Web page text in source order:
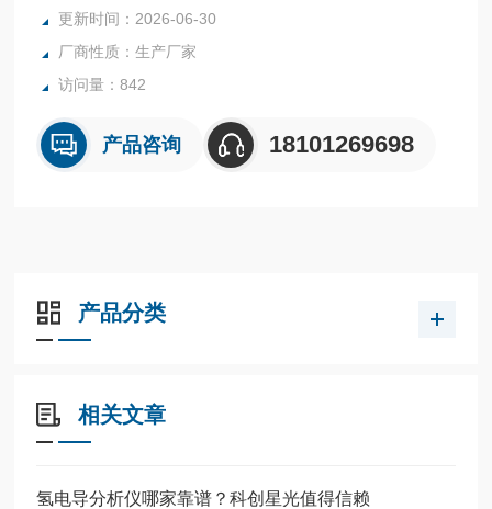
测定电缆油、电容器油和变压器油。可广泛应用于电力、石
油、化工、铁路、航空、商检及科研
更新时间：2026-06-30
厂商性质：生产厂家
访问量：842
产品咨询 18101269698
产品分类
相关文章
氢电导分析仪哪家靠谱？科创星光值得信赖